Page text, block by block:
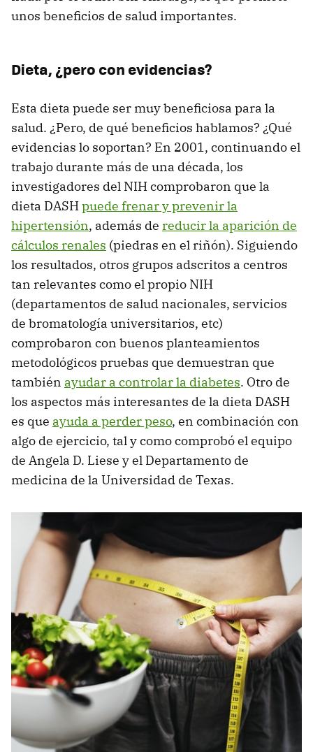
unos beneficios de salud importantes.
Dieta, ¿pero con evidencias?
Esta dieta puede ser muy beneficiosa para la
salud. ¿Pero, de qué beneficios hablamos? ¿Qué
evidencias lo soportan? En 2001, continuando el
trabajo durante más de una década, los
investigadores del NIH comprobaron que la
dieta DASHpuede frenar y prevenir la
hipertensión, además de reducir la aparición de
cálculos renales (piedras en el riñón). Siguiendo
los resultados, otros grupos adscritos a centros
tan relevantes como el propio NIH
(departamentos de salud nacionales, servicios
de bromatología universitarios, etc)
comprobaron con buenos planteamientos
metodológicos pruebas que demuestran que
también ayudar a controlar la diabetes. Otro de
los aspectos más interesantes de la dieta DASH
es que ayuda a perder peso, en combinación con
algo de ejercicio, tal y como comprobó el equipo
de Angela D. Liese y el Departamento de
medicina de la Universidad de Texas.